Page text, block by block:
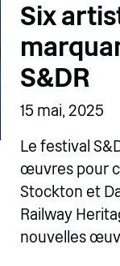
Six
S&DR
15 mai, 2025
Le festival
œuvres pour
Stockton et
Railway
nouvelles